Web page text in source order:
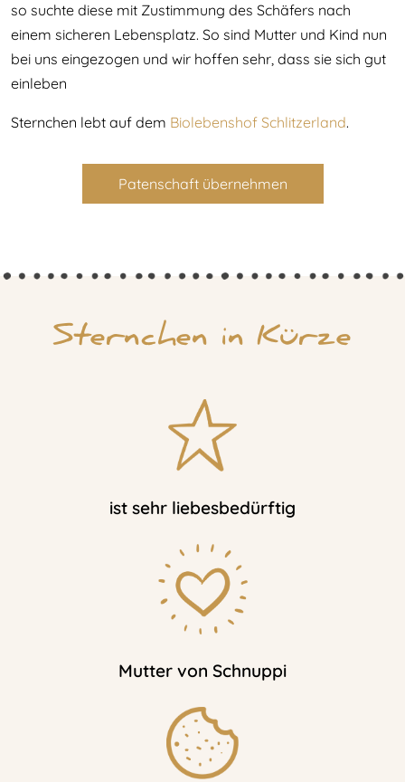
so suchte diese mit Zustimmung des Schäfers nach
einem sicheren Lebensplatz. So sind Mutter und Kind nun
bei uns eingezogen und wir hoffen sehr, dass sie sich gut
einleben
Sternchen lebt auf dem Biolebenshof Schlitzerland.
Patenschaft übernehmen
Sternchen in Kürze
ist sehr liebesbedürftig
Mutter von Schnuppi